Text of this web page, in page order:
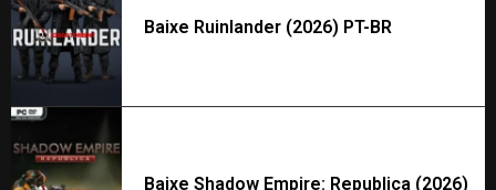
Baixe Ruinlander (2026) PT-BR
Baixe Shadow Empire: Republica (2026)